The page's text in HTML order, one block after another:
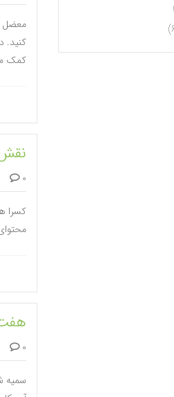
معضل
کنید.
کمک
0 دیدگاه
کسرا
0 دیدگاه
سمیه